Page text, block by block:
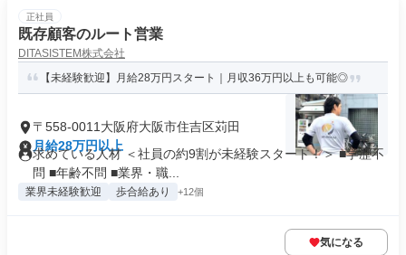
正社員
既存顧客のルート営業
DITASISTEM株式会社
【未経験歓迎】月給28万円スタート｜月収36万円以上も可能◎
〒558-0011大阪府大阪市住吉区苅田
月給28万円以上
求めている人材 ＜社員の約9割が未経験スタート！＞ ■学歴不
問 ■年齢不問 ■業界・職...
業界未経験歓迎 歩合給あり +12個
気になる